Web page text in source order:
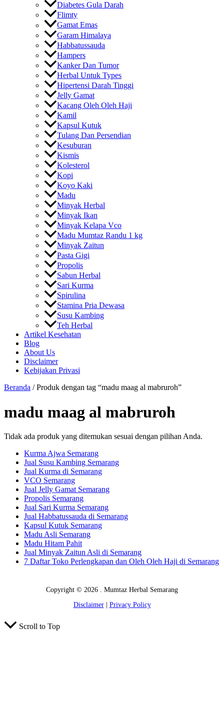
Diabetes Gula Darah
Flimty
Gamat Emas
Garam Himalaya
Habbatussauda
Hampers
Kanker Dan Tumor
Herbal Untuk Types
Hipertensi Darah Tinggi
Jelly Gamat
Kacang Oleh Oleh Haji
Kamil
Kapsul Kutuk
Tulang Dan Persendian
Kesuburan
Kismis
Kolesterol
Kopi
Koyo Kaki
Madu
Minyak Herbal
Minyak Ikan
Minyak Kelapa Vco
Madu Mumtaz Randu 1 kg
Minyak Zaitun
Pasta Gigi
Propolis
Sabun Herbal
Sari Kurma
Spirulina
Stamina Pria Dewasa
Susu Kambing
Teh Herbal
Artikel Kesehatan
Blog
About Us
Disclaimer
Kebijakan Privasi
Beranda / Produk dengan tag “madu maag al mabruroh”
madu maag al mabruroh
Tidak ada produk yang ditemukan sesuai dengan pilihan Anda.
Kurma Ajwa Semarang
Jual Susu Kambing Semarang
Jual Kurma di Semarang
VCO Semarang
Jual Jelly Gamat Semarang
Propolis Semarang
Jual Sari Kurma Semarang
Jual Habbatussauda di Semarang
Kapsul Kutuk Semarang
Madu Asli Semarang
Madu Hitam Pahit
Jual Minyak Zaitun Asli di Semarang
7 Daftar Toko Perlengkapan dan Oleh Oleh Haji di Semarang
Copyright © 2026 . Mumtaz Herbal Semarang
Disclaimer| Privacy Policy
Scroll to Top